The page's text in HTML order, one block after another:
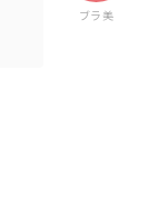
ブラ美